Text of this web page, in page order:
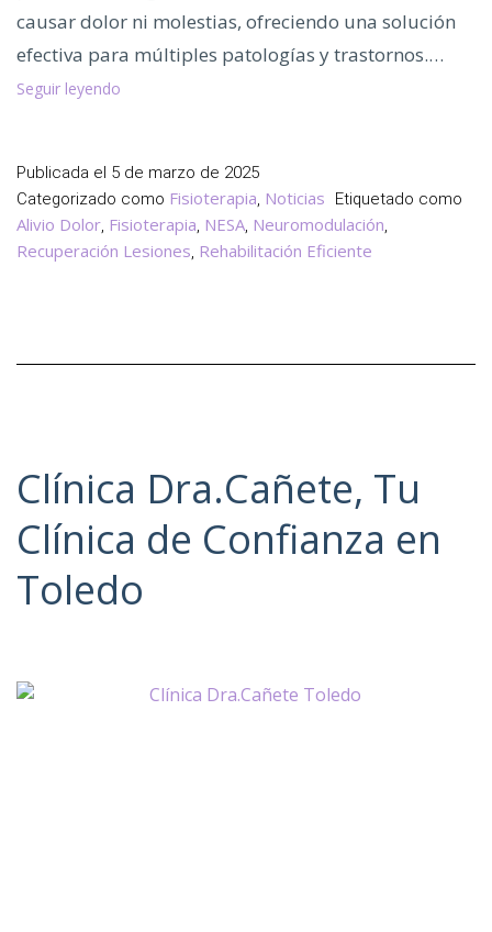
causar dolor ni molestias, ofreciendo una solución
efectiva para múltiples patologías y trastornos.…
Seguir leyendo
y
Aplicaciones
para
tu
Publicada el 5 de marzo de 2025
Categorizado como Fisioterapia, Noticias Etiquetado como
Alivio Dolor, Fisioterapia, NESA, Neuromodulación,
Recuperación Lesiones, Rehabilitación Eficiente
Clínica Dra.Cañete, Tu
Clínica de Confianza en
Toledo